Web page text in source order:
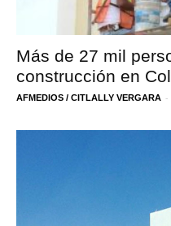
Más de 27 mil
construcción en
AFMEDIOS / CITLALLY VERGARA -